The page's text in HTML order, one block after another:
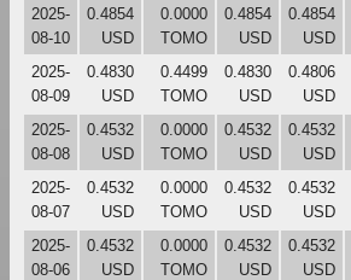
2025-
08-10
0.4854
USD
0.0000
TOMO
0.4854
USD
0.4854
USD
2025-
08-09
0.4830
USD
0.4499
TOMO
0.4830
USD
0.4806
USD
2025-
08-08
0.4532
USD
0.0000
TOMO
0.4532
USD
0.4532
USD
2025-
08-07
0.4532
USD
0.0000
TOMO
0.4532
USD
0.4532
USD
2025-
08-06
0.4532
USD
0.0000
TOMO
0.4532
USD
0.4532
USD